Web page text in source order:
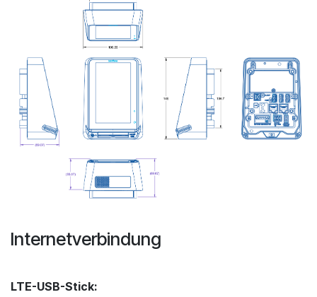
Internetverbindung
LTE-USB-Stick: